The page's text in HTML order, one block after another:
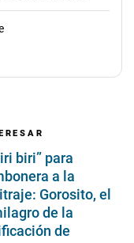
biri” para
a la
Gorosito, el
de la
de